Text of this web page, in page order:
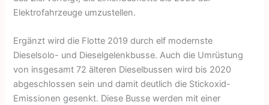
Elektrofahrzeuge umzustellen.
Ergänzt wird die Flotte 2019 durch elf modernste
Dieselsolo- und Dieselgelenkbusse. Auch die Umrüstung
von insgesamt 72 älteren Dieselbussen wird bis 2020
abgeschlossen sein und damit deutlich die Stickoxid-
Emissionen gesenkt. Diese Busse werden mit einer